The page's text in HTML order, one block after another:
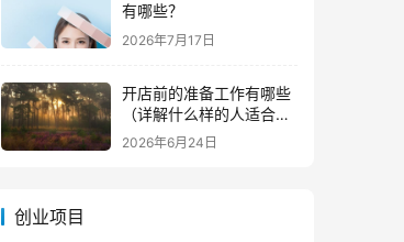
有哪些？
2026年7月17日
开店前的准备工作有哪些
（详解什么样的人适合做
生意）
2026年6月24日
创业项目